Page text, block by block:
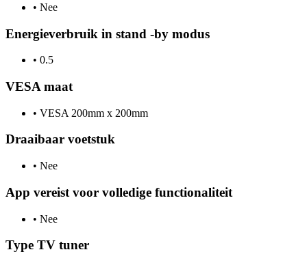
• Nee
Energieverbruik in stand -by modus
• 0.5
VESA maat
• VESA 200mm x 200mm
Draaibaar voetstuk
• Nee
App vereist voor volledige functionaliteit
• Nee
Type TV tuner